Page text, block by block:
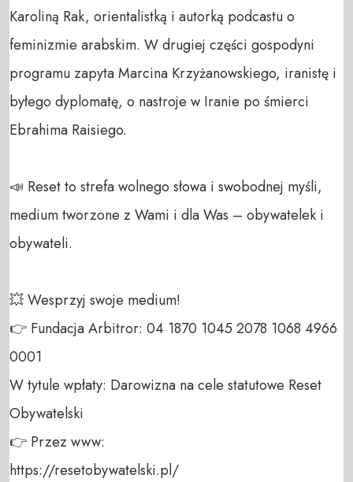
Karoliną Rak, orientalistką i autorką podcastu o
feminizmie arabskim. W drugiej części gospodyni
programu zapyta Marcina Krzyżanowskiego, iranistę i
byłego dyplomatę, o nastroje w Iranie po śmierci
Ebrahima Raisiego.
📣 Reset to strefa wolnego słowa i swobodnej myśli,
medium tworzone z Wami i dla Was – obywatelek i
obywateli.
💥 Wesprzyj swoje medium!
👉 Fundacja Arbitror: 04 1870 1045 2078 1068 4966
0001
W tytule wpłaty: Darowizna na cele statutowe Reset
Obywatelski
👉 Przez www:
https://resetobywatelski.pl/